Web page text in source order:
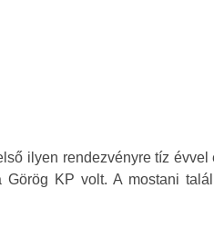
ilyen rendezvényre tíz
KP volt. A mostani